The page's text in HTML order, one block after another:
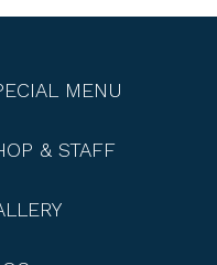
MENU
& STAFF